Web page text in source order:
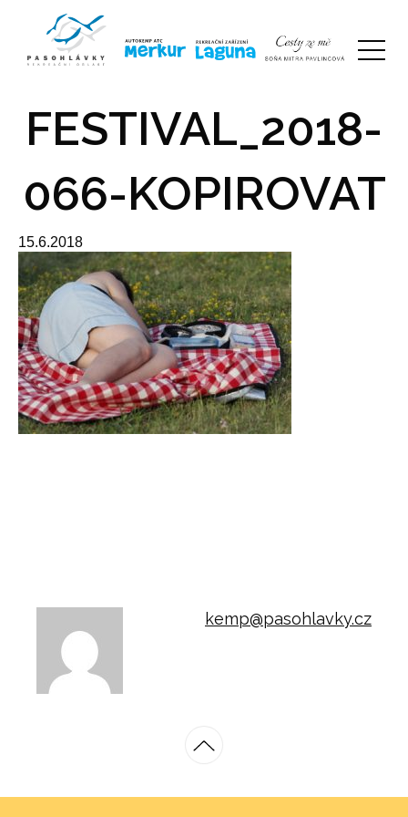
FESTIVAL_2018-
066-KOPIROVAT
15.6.2018
kemp@pasohlavky.cz